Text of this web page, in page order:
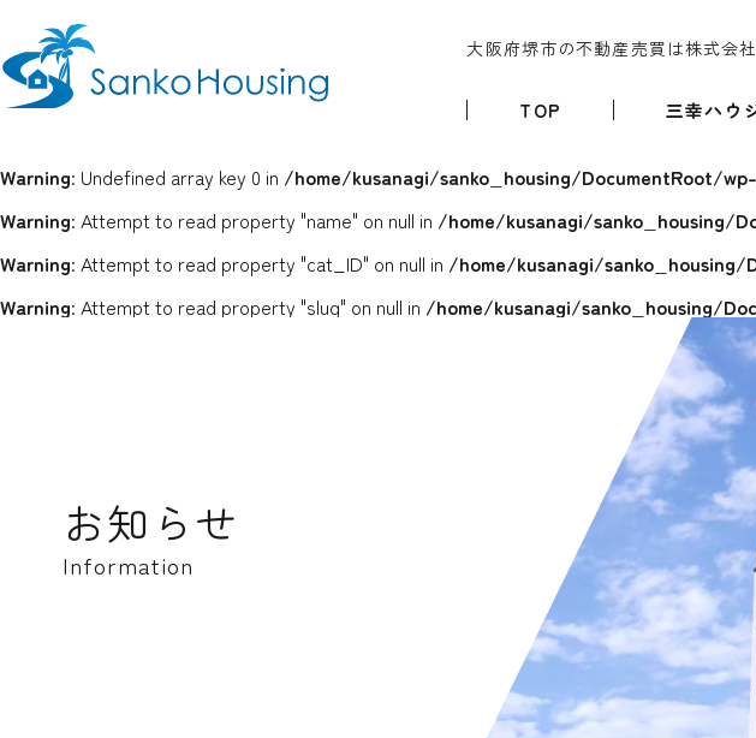
大阪府堺市の不動産売買は株式会
TOP 三幸ハウ
Warning: Undefined array key 0 in /home/kusanagi/sanko_housing/DocumentRoot/
Warning: Attempt to read property "name" on null in /home/kusanagi/sanko_housing/
Warning: Attempt to read property "cat_ID" on null in /home/kusanagi/
Warning: Attempt to read property "slug" on null in /home/kusanagi/sanko_housing/
お知らせ
Information